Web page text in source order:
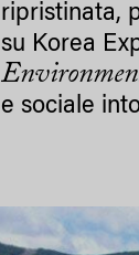
ripristinata,
su Korea
e sociale